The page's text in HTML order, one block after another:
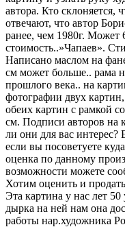
автора. Кто
отвечают, что автор
ранее, чем 1980г.
стоимость..»Чапаев».
Написано маслом на
см может больше.. рама
прошлого века.. на
фотографии двух
обеих картин с рамкой
см. Подписи авторов на
ли они для вас интерес?
если вы посоветуете
оценка по данному
возможности можете
Хотим оценить и
Эта картина у нас лет
дырка на ней нам она
работы нар.художника